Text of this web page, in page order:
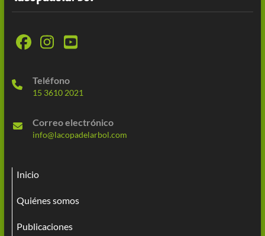
Teléfono
15 3610 2021
Correo electrónico
info@lacopadelarbol.com
Inicio
Quiénes somos
Publicaciones